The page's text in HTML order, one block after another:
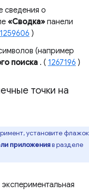
сведения о
«Сводка» панели
1259606 )
(например
поиска . ( 1267196 )
точки на
установите флажок
приложенияв разделе